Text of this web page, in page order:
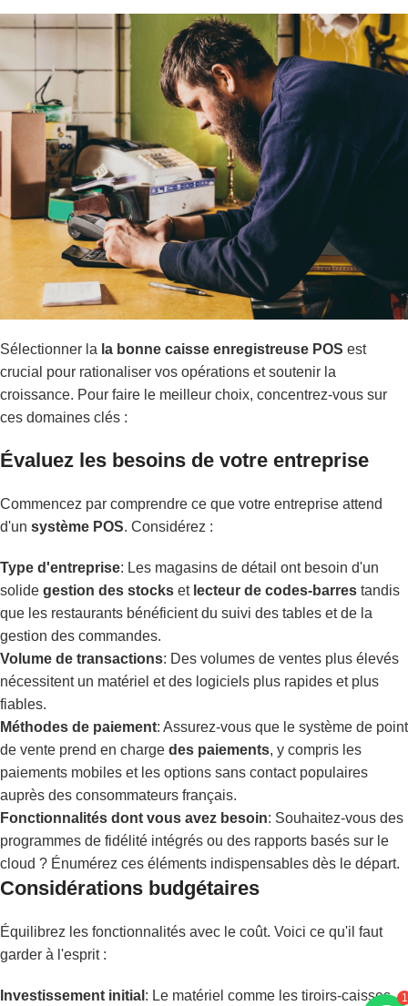
Sélectionner la la bonne caisse enregistreuse POS est
crucial pour rationaliser vos opérations et soutenir la
croissance. Pour faire le meilleur choix, concentrez-vous sur
ces domaines clés :
Évaluez les besoins de votre entreprise
Commencez par comprendre ce que votre entreprise attend
d'un système POS. Considérez :
Type d'entreprise: Les magasins de détail ont besoin d'un
solide gestion des stocks et lecteur de codes-barres tandis
que les restaurants bénéficient du suivi des tables et de la
gestion des commandes.
Volume de transactions: Des volumes de ventes plus élevés
nécessitent un matériel et des logiciels plus rapides et plus
fiables.
Méthodes de paiement: Assurez-vous que le système de point
de vente prend en charge des paiements, y compris les
paiements mobiles et les options sans contact populaires
auprès des consommateurs français.
Fonctionnalités dont vous avez besoin: Souhaitez-vous des
programmes de fidélité intégrés ou des rapports basés sur le
cloud ? Énumérez ces éléments indispensables dès le départ.
Considérations budgétaires
Équilibrez les fonctionnalités avec le coût. Voici ce qu'il faut
garder à l'esprit :
Investissement initial : Le matériel comme les tiroirs-caisses,